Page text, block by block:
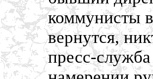
коммунисты
вернутся,
пресс-